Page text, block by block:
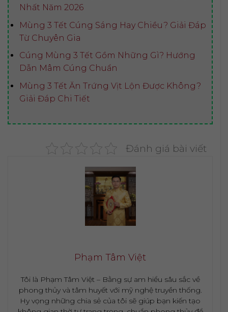
Nhất Năm 2026
Mùng 3 Tết Cúng Sáng Hay Chiều? Giải Đáp
Từ Chuyên Gia
Cúng Mùng 3 Tết Gồm Những Gì? Hướng
Dẫn Mâm Cúng Chuẩn
Mùng 3 Tết Ăn Trứng Vịt Lộn Được Không?
Giải Đáp Chi Tiết
Đánh giá bài viết
Phạm Tâm Việt
Tôi là Phạm Tâm Việt – Bằng sự am hiểu sâu sắc về
phong thủy và tâm huyết với mỹ nghệ truyền thống.
Hy vọng những chia sẻ của tôi sẽ giúp bạn kiến tạo